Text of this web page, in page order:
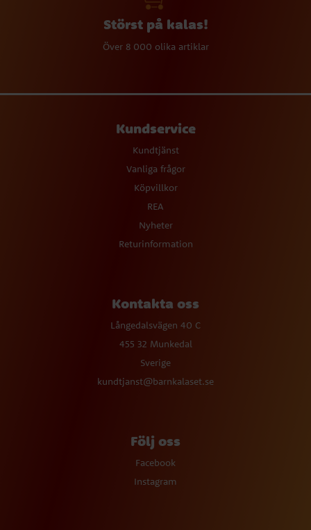
Störst på kalas!
Över 8 000 olika artiklar
Kundservice
Kundtjänst
Vanliga frågor
Köpvillkor
REA
Nyheter
Returinformation
Kontakta oss
Långedalsvägen 40 C
455 32 Munkedal
Sverige
kundtjanst@barnkalaset.se
Följ oss
Facebook
Instagram